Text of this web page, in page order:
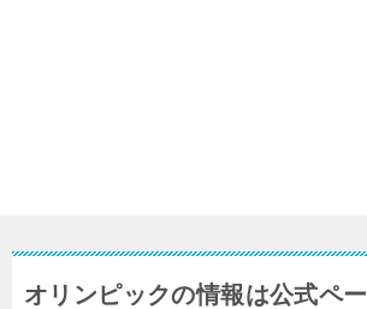
オリンピックの情報は公式ペ